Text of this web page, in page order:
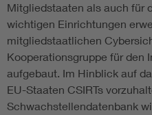
Mitgliedstaaten als auch für
wichtigen Einrichtungen
mitgliedstaatlichen
Kooperationsgruppe für den
aufgebaut. Im Hinblick auf
EU-Staaten CSIRTs
Schwachstellendatenbank